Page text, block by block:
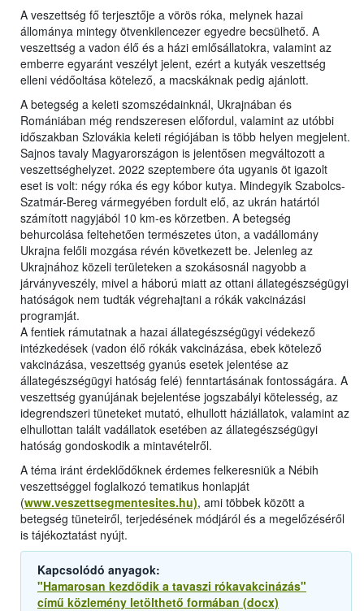
A veszettség fő terjesztője a vörös róka, melynek hazai
állománya mintegy ötvenkilencezer egyedre becsülhető. A
veszettség a vadon élő és a házi emlősállatokra, valamint az
emberre egyaránt veszélyt jelent, ezért a kutyák veszettség
elleni védőoltása kötelező, a macskáknak pedig ajánlott.
A betegség a keleti szomszédainknál, Ukrajnában és
Romániában még rendszeresen előfordul, valamint az utóbbi
időszakban Szlovákia keleti régiójában is több helyen megjelent.
Sajnos tavaly Magyarországon is jelentősen megváltozott a
veszettséghelyzet. 2022 szeptembere óta ugyanis öt igazolt
eset is volt: négy róka és egy kóbor kutya. Mindegyik Szabolcs-
Szatmár-Bereg vármegyében fordult elő, az ukrán határtól
számított nagyjából 10 km-es körzetben. A betegség
behurcolása feltehetően természetes úton, a vadállomány
Ukrajna felőli mozgása révén következett be. Jelenleg az
Ukrajnához közeli területeken a szokásosnál nagyobb a
járványveszély, mivel a háború miatt az ottani állategészségügyi
hatóságok nem tudták végrehajtani a rókák vakcinázási
programját.
A fentiek rámutatnak a hazai állategészségügyi védekező
intézkedések (vadon élő rókák vakcinázása, ebek kötelező
vakcinázása, veszettség gyanús esetek jelentése az
állategészségügyi hatóság felé) fenntartásának fontosságára. A
veszettség gyanújának bejelentése jogszabályi kötelesség, az
idegrendszeri tüneteket mutató, elhullott háziállatok, valamint az
elhullottan talált vadállatok esetében az állategészségügyi
hatóság gondoskodik a mintavételről.
A téma iránt érdeklődőknek érdemes felkeresniük a Nébih
veszettséggel foglalkozó tematikus honlapját
(www.veszettsegmentesites.hu), ami többek között a
betegség tüneteiről, terjedésének módjáról és a megelőzéséről
is tájékoztatást nyújt.
Kapcsolódó anyagok:
"Hamarosan kezdődik a tavaszi rókavakcinázás"
című közlemény letölthető formában (docx)